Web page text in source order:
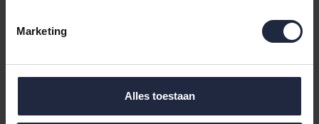
Marketing
Alles toestaan